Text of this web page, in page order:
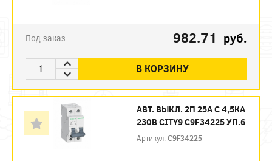
Под заказ 982.71 руб.
В КОРЗИНУ
АВТ. ВЫКЛ. 2П 25А С 4,5КА
230В CITY9 C9F34225 УП.6
Артикул:C9F34225